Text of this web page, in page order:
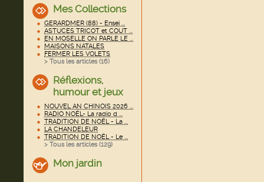
Mes Collections
GERARDMER (88) - Ensei ...
ASTUCES TRICOT et COUT ...
EN MOSELLE ON PARLE LE ...
MAISONS NATALES
FERMER LES VOLETS
> Tous les articles (16)
Réflexions,
humour et jeux
NOUVEL AN CHINOIS 2026 ...
RADIO NOËL- La radio d ...
TRADITION DE NOËL - La ...
LA CHANDELEUR
TRADITION DE NOËL - Le ...
> Tous les articles (129)
Mon jardin